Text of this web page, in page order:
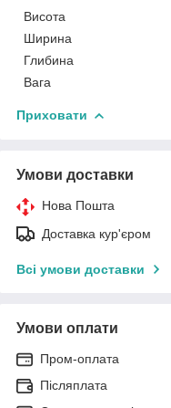
Висота
Ширина
Глибина
Вага
Приховати
Умови доставки
Нова Пошта
Доставка кур'єром
Всі умови доставки
Умови оплати
Пром-оплата
Післяплата